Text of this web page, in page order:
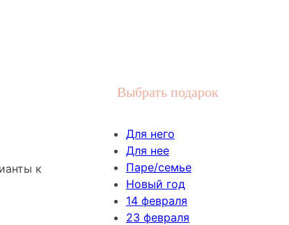
к
Выбрать подарок
Для него
Для нее
Паре/семье
Новый год
14 февраля
23 февраля